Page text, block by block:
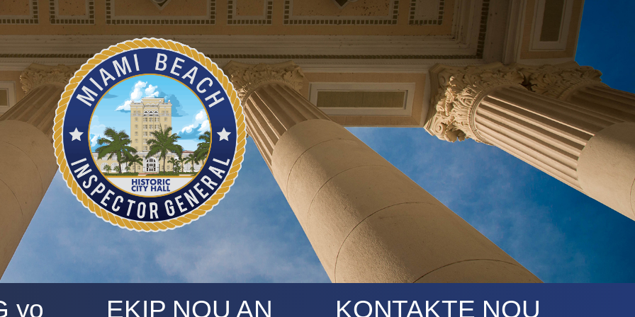
yo EKIP NOU AN KONTAKTE NOU